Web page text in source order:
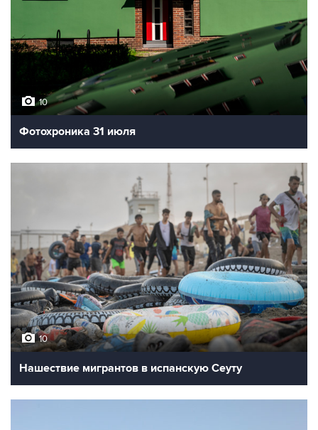
10
Фотохроника 31 июля
10
Нашествие мигрантов в испанскую Сеуту